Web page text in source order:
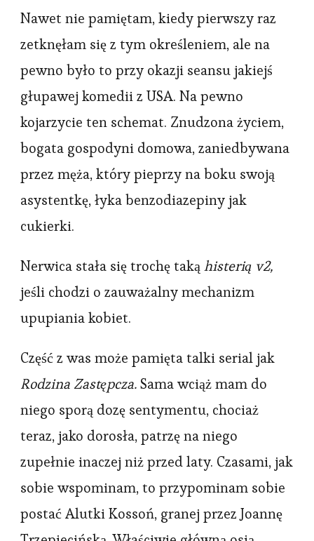
Nawet nie pamiętam, kiedy pierwszy raz
zetknęłam się z tym określeniem, ale na
pewno było to przy okazji seansu jakiejś
głupawej komedii z USA. Na pewno
kojarzycie ten schemat. Znudzona życiem,
bogata gospodyni domowa, zaniedbywana
przez męża, który pieprzy na boku swoją
asystentkę, łyka benzodiazepiny jak
cukierki.
Nerwica stała się trochę takąhisterią v2,
jeśli chodzi o zauważalny mechanizm
upupiania kobiet.
Część z was może pamięta talki serial jak
Rodzina Zastępcza.Sama wciąż mam do
niego sporą dozę sentymentu, chociaż
teraz, jako dorosła, patrzę na niego
zupełnie inaczej niż przed laty. Czasami, jak
sobie wspominam, to przypominam sobie
postać Alutki Kossoń, granej przez Joannę